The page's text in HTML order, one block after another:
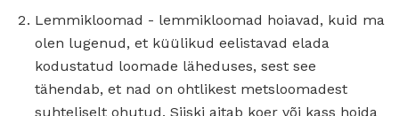
Lemmikloomad - lemmikloomad hoiavad, kuid ma
olen lugenud, et küülikud eelistavad elada
kodustatud loomade läheduses, sest see
tähendab, et nad on ohtlikest metsloomadest
suhteliselt ohutud. Siiski aitab koer või kass hoida